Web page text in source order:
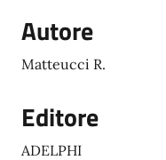
Autore
Matteucci R.
Editore
ADELPHI